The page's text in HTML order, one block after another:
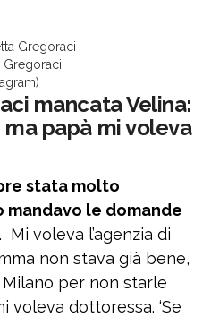
Gregoraci
mancata Velina:
papà mi voleva
stata molto
mandavo le domande
Mi voleva l’agenzia di
non stava già bene,
per non starle
voleva dottoressa. ‘Se